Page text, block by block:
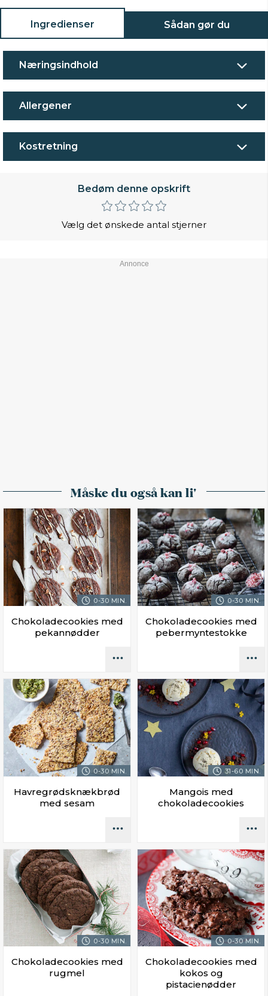
Ingredienser Sådan gør du
Næringsindhold
Allergener
Kostretning
Bedøm denne opskrift
Vælg det ønskede antal stjerner
Måske du også kan li'
0-30 MIN.
Chokoladecookies med
pekannødder
0-30 MIN.
Chokoladecookies med
pebermyntestokke
0-30 MIN.
Havregrødsknækbrød
med sesam
31-60 MIN.
Mangois med
chokoladecookies
0-30 MIN.
Chokoladecookies med
rugmel
0-30 MIN.
Chokoladecookies med
kokos og
pistacienødder